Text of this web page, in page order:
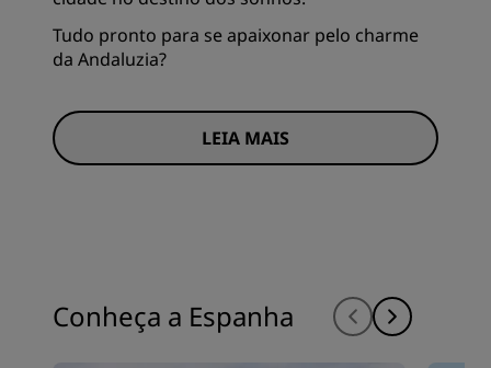
Tudo pronto para se apaixonar pelo charme
da Andaluzia?
LEIA MAIS
Conheça a Espanha